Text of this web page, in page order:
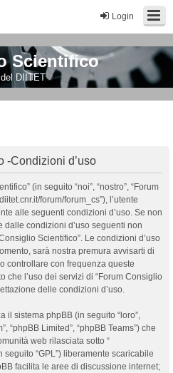
Login
Scientifico
DIITET
-Condizioni d’uso
(in seguito “noi”, “nostro”, “Forum
forum/forum_cs”), l’utente
alle seguenti condizioni d’uso. Se non
condizioni d’uso seguenti non
Scientifico”. Le condizioni d’uso
sarà nostra premura avvisarti di
controllare con frequenza queste
che l’uso dei servizi di “Forum Consiglio
delle condizioni d’uso.
il sistema phpBB (in seguito “loro”,
“phpBB Limited”, “phpBB Teams”) che
web rilasciata sotto “
seguito “GPL”) liberamente scaricabile
facilita le aree di discussione internet;